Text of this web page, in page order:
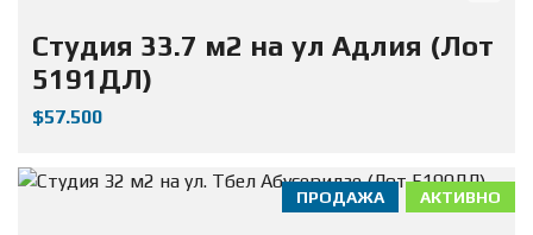
Студия 33.7 м2 на ул Адлия (Лот
5191ДЛ)
$57.500
АКТИВНО
ПРОДАЖА